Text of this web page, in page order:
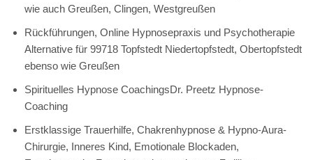
wie auch Greußen, Clingen, Westgreußen
Rückführungen, Online Hypnosepraxis und Psychotherapie
Alternative für 99718 Topfstedt Niedertopfstedt, Obertopfstedt
ebenso wie Greußen
Spirituelles Hypnose CoachingsDr. Preetz Hypnose-
Coaching
Erstklassige Trauerhilfe, Chakrenhypnose & Hypno-Aura-
Chirurgie, Inneres Kind, Emotionale Blockaden,